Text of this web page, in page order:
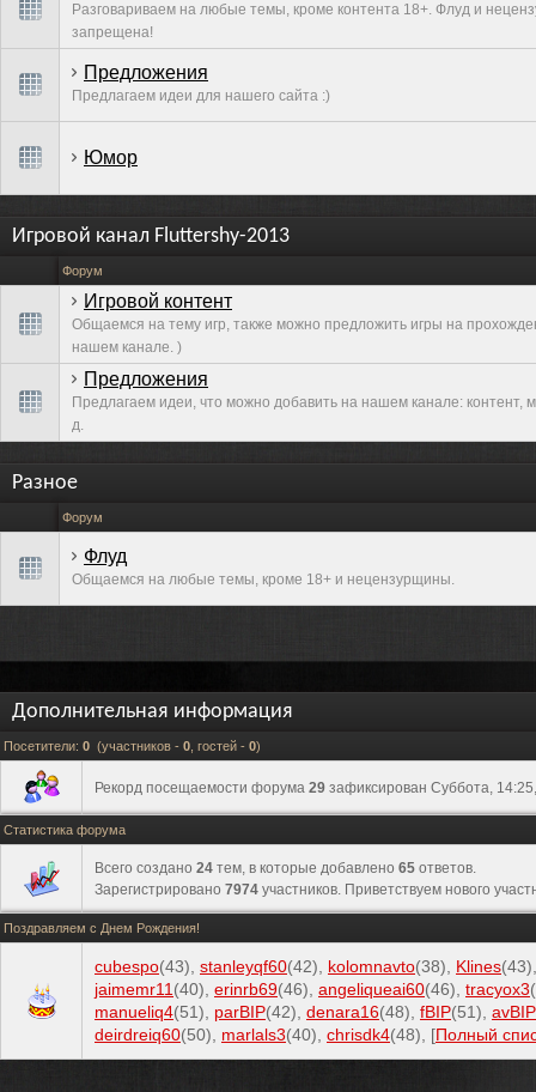
Разговариваем на любые темы, кроме контента 18+. Флуд и
запрещена!
Предложения
Предлагаем идеи для нашего сайта :)
Юмор
Игровой канал Fluttershy-2013
Форум
Игровой контент
Общаемся на тему игр, также можно предложить игры на
нашем канале. )
Предложения
Предлагаем идеи, что можно добавить на нашем канале: контент,
д.
Разное
Форум
Флуд
Общаемся на любые темы, кроме 18+ и нецензурщины.
Дополнительная информация
Посетители: 0 (участников - 0 , гостей - 0)
Рекорд посещаемости форума 29 зафиксирован Суббота,
Статистика форума
Всего создано 24 тем, в которые добавлено 65 ответов.
Зарегистрировано 7974 участников. Приветствуем нового
Поздравляем с Днем Рождения!
cubespo(43), stanleyqf60(42), kolomnavto(38), Klines(43)
jaimemr11(40), erinrb69(46), angeliqueai60(46), tracyox3
manueliq4(51), parBIP(42), denara16(48), fBIP(51), avBIP
deirdreiq60(50), marlals3(40), chrisdk4(48), [Полный